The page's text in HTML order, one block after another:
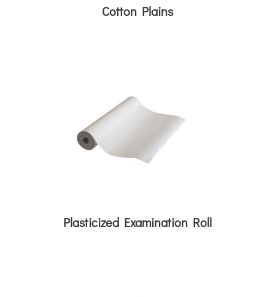
Cotton Plains
Plasticized Examination Roll